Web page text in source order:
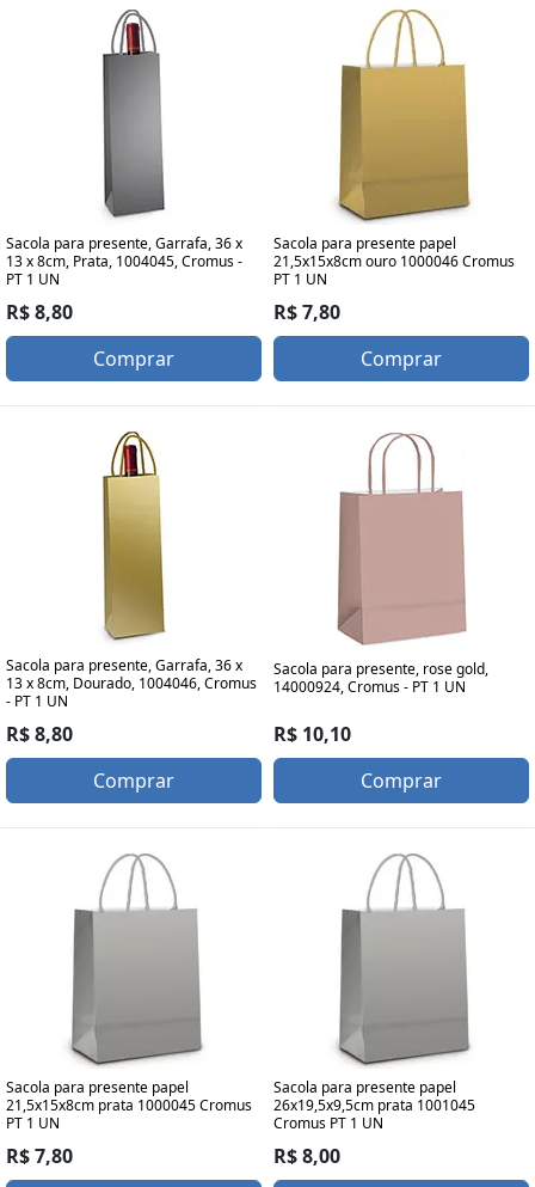
Sacola para presente, Garrafa, 36 x
13 x 8cm, Prata, 1004045, Cromus -
PT 1 UN
R$ 8,80
Comprar
Sacola para presente papel
21,5x15x8cm ouro 1000046 Cromus
PT 1 UN
R$ 7,80
Comprar
Sacola para presente, Garrafa, 36 x
13 x 8cm, Dourado, 1004046, Cromus
- PT 1 UN
R$ 8,80
Comprar
Sacola para presente, rose gold,
14000924, Cromus - PT 1 UN
R$ 10,10
Comprar
Sacola para presente papel
21,5x15x8cm prata 1000045 Cromus
PT 1 UN
R$ 7,80
Sacola para presente papel
26x19,5x9,5cm prata 1001045
Cromus PT 1 UN
R$ 8,00